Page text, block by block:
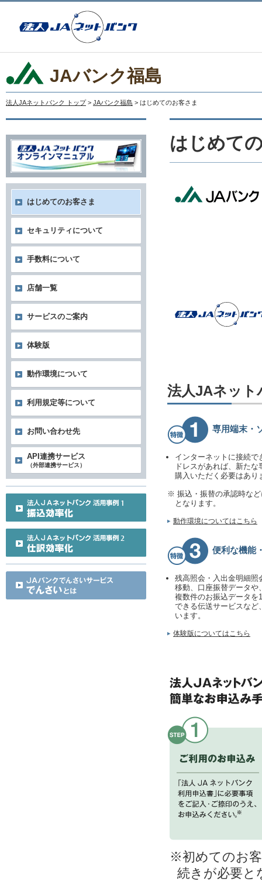
JAバンク福島
法人JAネットバンク トップ > JAバンク福島 > はじめてのお客さま
はじめて
法人JAネット
専用端末・
インターネットに接続
ドレスがあれば、新た
購入いただく必要はあり
※ 振込・振替の承認時な
となります。
動作環境についてはこちら
便利な機能
残高照会・入出金明細照
移動、口座振替データや
複数件のお振込データを
できる伝送サービスなど
います。
体験版についてはこちら
※初めてのお
続きが必要と
はじめてのお客さま
セキュリティについて
手数料について
店舗一覧
サービスのご案内
体験版
動作環境について
利用規定等について
お問い合わせ先
API連携サービス
（外部連携サービス）